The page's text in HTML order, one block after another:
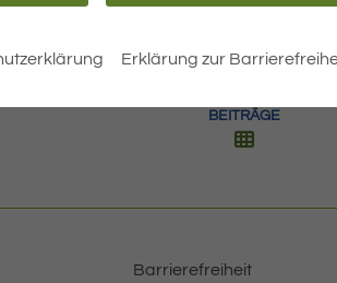
BEITRÄGE
Barrierefreiheit
Erklärung zur